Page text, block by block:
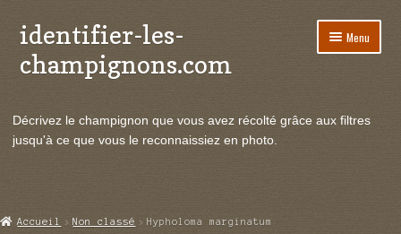
Aller
à
la
Aller
au
contenu
identifier-les-
champignons.com
Menu
le
Actualités
Echanges et contacts
Décrivez le champignon que vous avez récolté grâce aux filtres
jusqu'à ce que vous le reconnaissiez en photo.
Accueil Non classé Hypholoma marginatum